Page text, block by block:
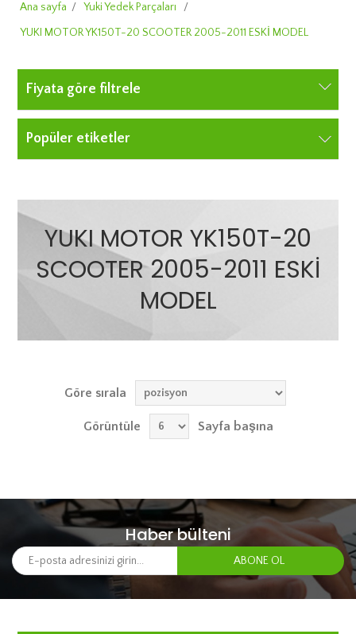
Ana sayfa / Yuki Yedek Parçaları
/
YUKI MOTOR YK150T-20 SCOOTER 2005-2011 ESKİ MODEL
Fiyata göre filtrele
Popüler etiketler
YUKI MOTOR YK150T-20
SCOOTER 2005-2011 ESKİ
MODEL
Göre sırala
Görüntüle Sayfa başına
Haber bülteni